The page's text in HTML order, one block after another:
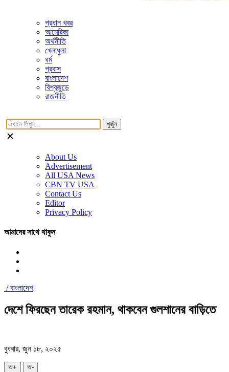
প্রধান খবর
আমেরিকা
অর্থনীতি
খেলাধুলা
ধর্ম
প্রবাস
বাংলাদেশ
বিশ্বজুড়ে
রাজনীতি
খুজুঁন
About Us
Advertisement
All USA News
CBN TV USA
Contact Us
Editor
Privacy Policy
আমাদের সাথে থাকুন
/বাংলাদেশ
দেশে ফিরছেন তারেক রহমান, থাকবেন গুলশানের বাড়িতে
বুধবার, জুন ১৮, ২০২৫
অ+ অ-